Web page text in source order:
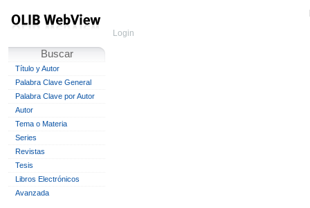
Buscar
Título y Autor
Palabra Clave General
Palabra Clave por Autor
Autor
Tema o Materia
Series
Revistas
Tesis
Libros Electrónicos
Avanzada
Login